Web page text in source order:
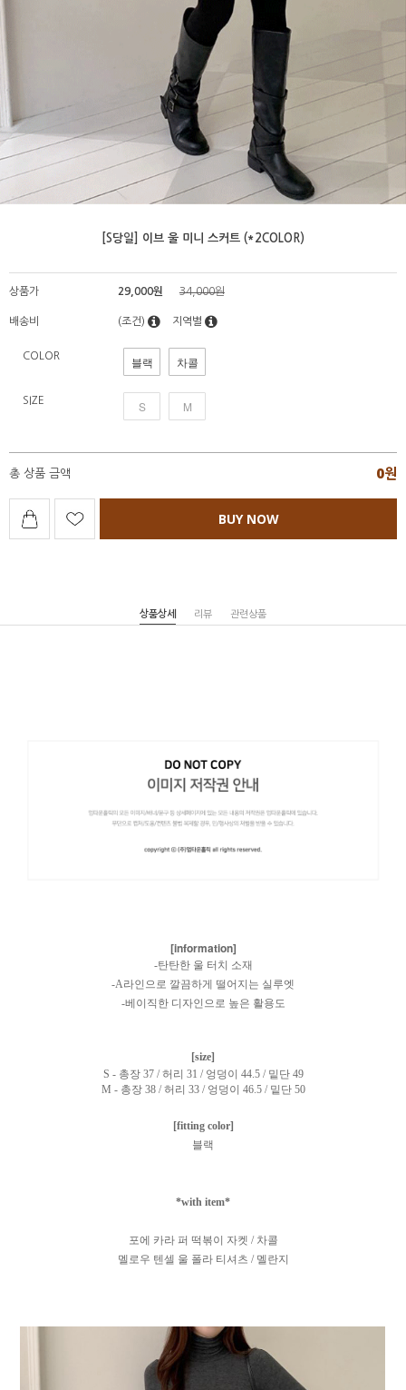
[S당일] 이브 울 미니 스커트 (*2COLOR)
상품가 29,000원 34,000원
배송비 (조건) 지역별
COLOR 블랙 차콜
SIZE S M
총 상품 금액 0원
BUY NOW
상품상세 리뷰 관련상품
[information]
-탄탄한 울 터치 소재
-A라인으로 깔끔하게 떨어지는 실루엣
-베이직한 디자인으로 높은 활용도
[size]
S - 총장 37 / 허리 31 / 엉덩이 44.5 / 밑단 49
M - 총장 38 / 허리 33 / 엉덩이 46.5 / 밑단 50
[fitting color]
블랙
*with item*
포에 카라 퍼 떡볶이 자켓 / 차콜
멜로우 텐셀 울 폴라 티셔츠 / 멜란지